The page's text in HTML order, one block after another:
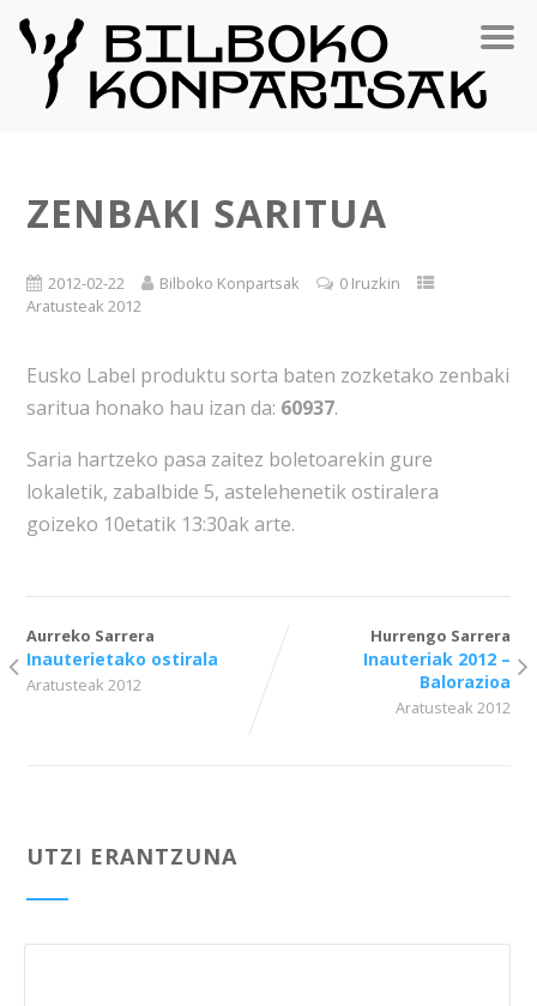
ZENBAKI SARITUA
2012-02-22 Bilboko Konpartsak
0 Iruzkin
Aratusteak 2012
Eusko Label produktu sorta baten zozketako zenbaki
saritua honako hau izan da: 60937.
Saria hartzeko pasa zaitez boletoarekin gure
lokaletik, zabalbide 5, astelehenetik ostiralera
goizeko 10etatik 13:30ak arte.
Aurreko Sarrera
Inauteriet​ako ostirala
Aratusteak 2012
Hurrengo Sarrera
Inauteriak 2012 –
Balorazioa
Aratusteak 2012
UTZI ERANTZUNA